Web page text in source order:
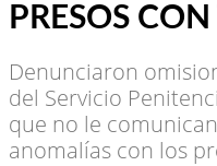
PRESOS
Denunciaron
del Servicio
que no le
anomalías con los